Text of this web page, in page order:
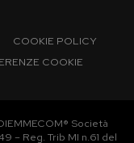
COOKIE POLICY
COOKIE
Società
– Reg. Trib MI n.61 del